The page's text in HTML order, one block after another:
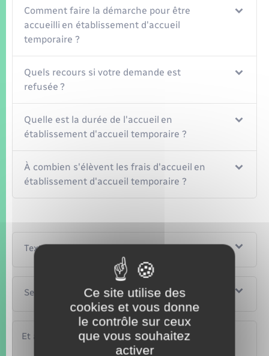
Comment faire la démarche pour être
accueilli en établissement d'accueil
temporaire ?
Quels recours si votre demande est
refusée ?
Quelle est la durée de l'accueil en
établissement d'accueil temporaire ?
À combien s'élèvent les frais d'accueil en
établissement d'accueil temporaire ?
Textes de référence
Services en ligne et formulaires
Et aussi
Ce site utilise des
cookies et vous donne
le contrôle sur ceux
que vous souhaitez
activer